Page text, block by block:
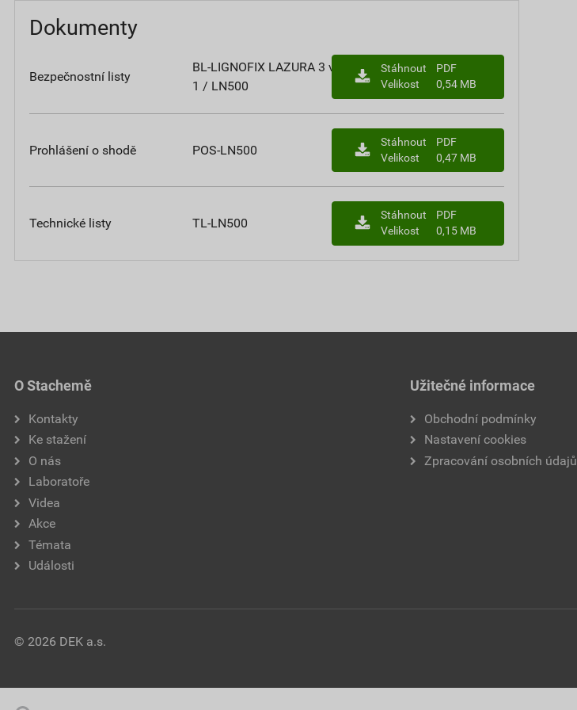
Dokumenty
Bezpečnostní listy
BL-LIGNOFIX LAZURA 3 v
1 / LN500
Stáhnout
PDF
Velikost
0,54 MB
Prohlášení o shodě POS-LN500
Stáhnout
PDF
Velikost
0,47 MB
Technické listy TL-LN500
Stáhnout
PDF
Velikost
0,15 MB
O Stachemě
Kontakty
Ke stažení
O nás
Laboratoře
Videa
Akce
Témata
Události
Užitečné informace
Obchodní podmínky
Nastavení cookies
Zpracování osobních údajů
© 2026 DEK a.s.